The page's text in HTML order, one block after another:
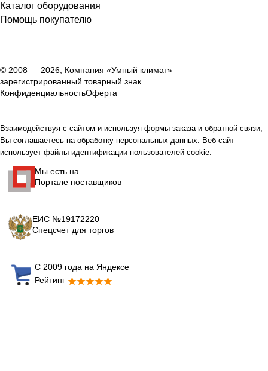
Каталог оборудования
Помощь покупателю
© 2008 — 2026, Компания «Умный климат»
зарегистрированный товарный знак
КонфиденциальностьОферта
Взаимодействуя с сайтом и используя формы заказа и обратной связи,
Вы соглашаетесь на обработку персональных данных. Веб-сайт
использует файлы идентификации пользователей cookie.
Мы есть на
Портале поставщиков
ЕИС №19172220
Спецсчет для торгов
С 2009 года на Яндексе
Рейтинг